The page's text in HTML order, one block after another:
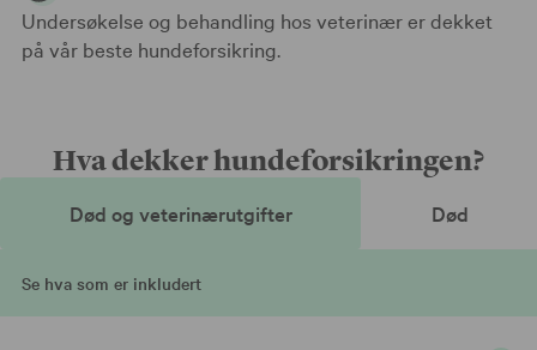
Undersøkelse og behandling hos veterinær er dekket
på vår beste hundeforsikring.
Hva dekker hundeforsikringen?
Død og veterinærutgifter Død
Se hva som er inkludert